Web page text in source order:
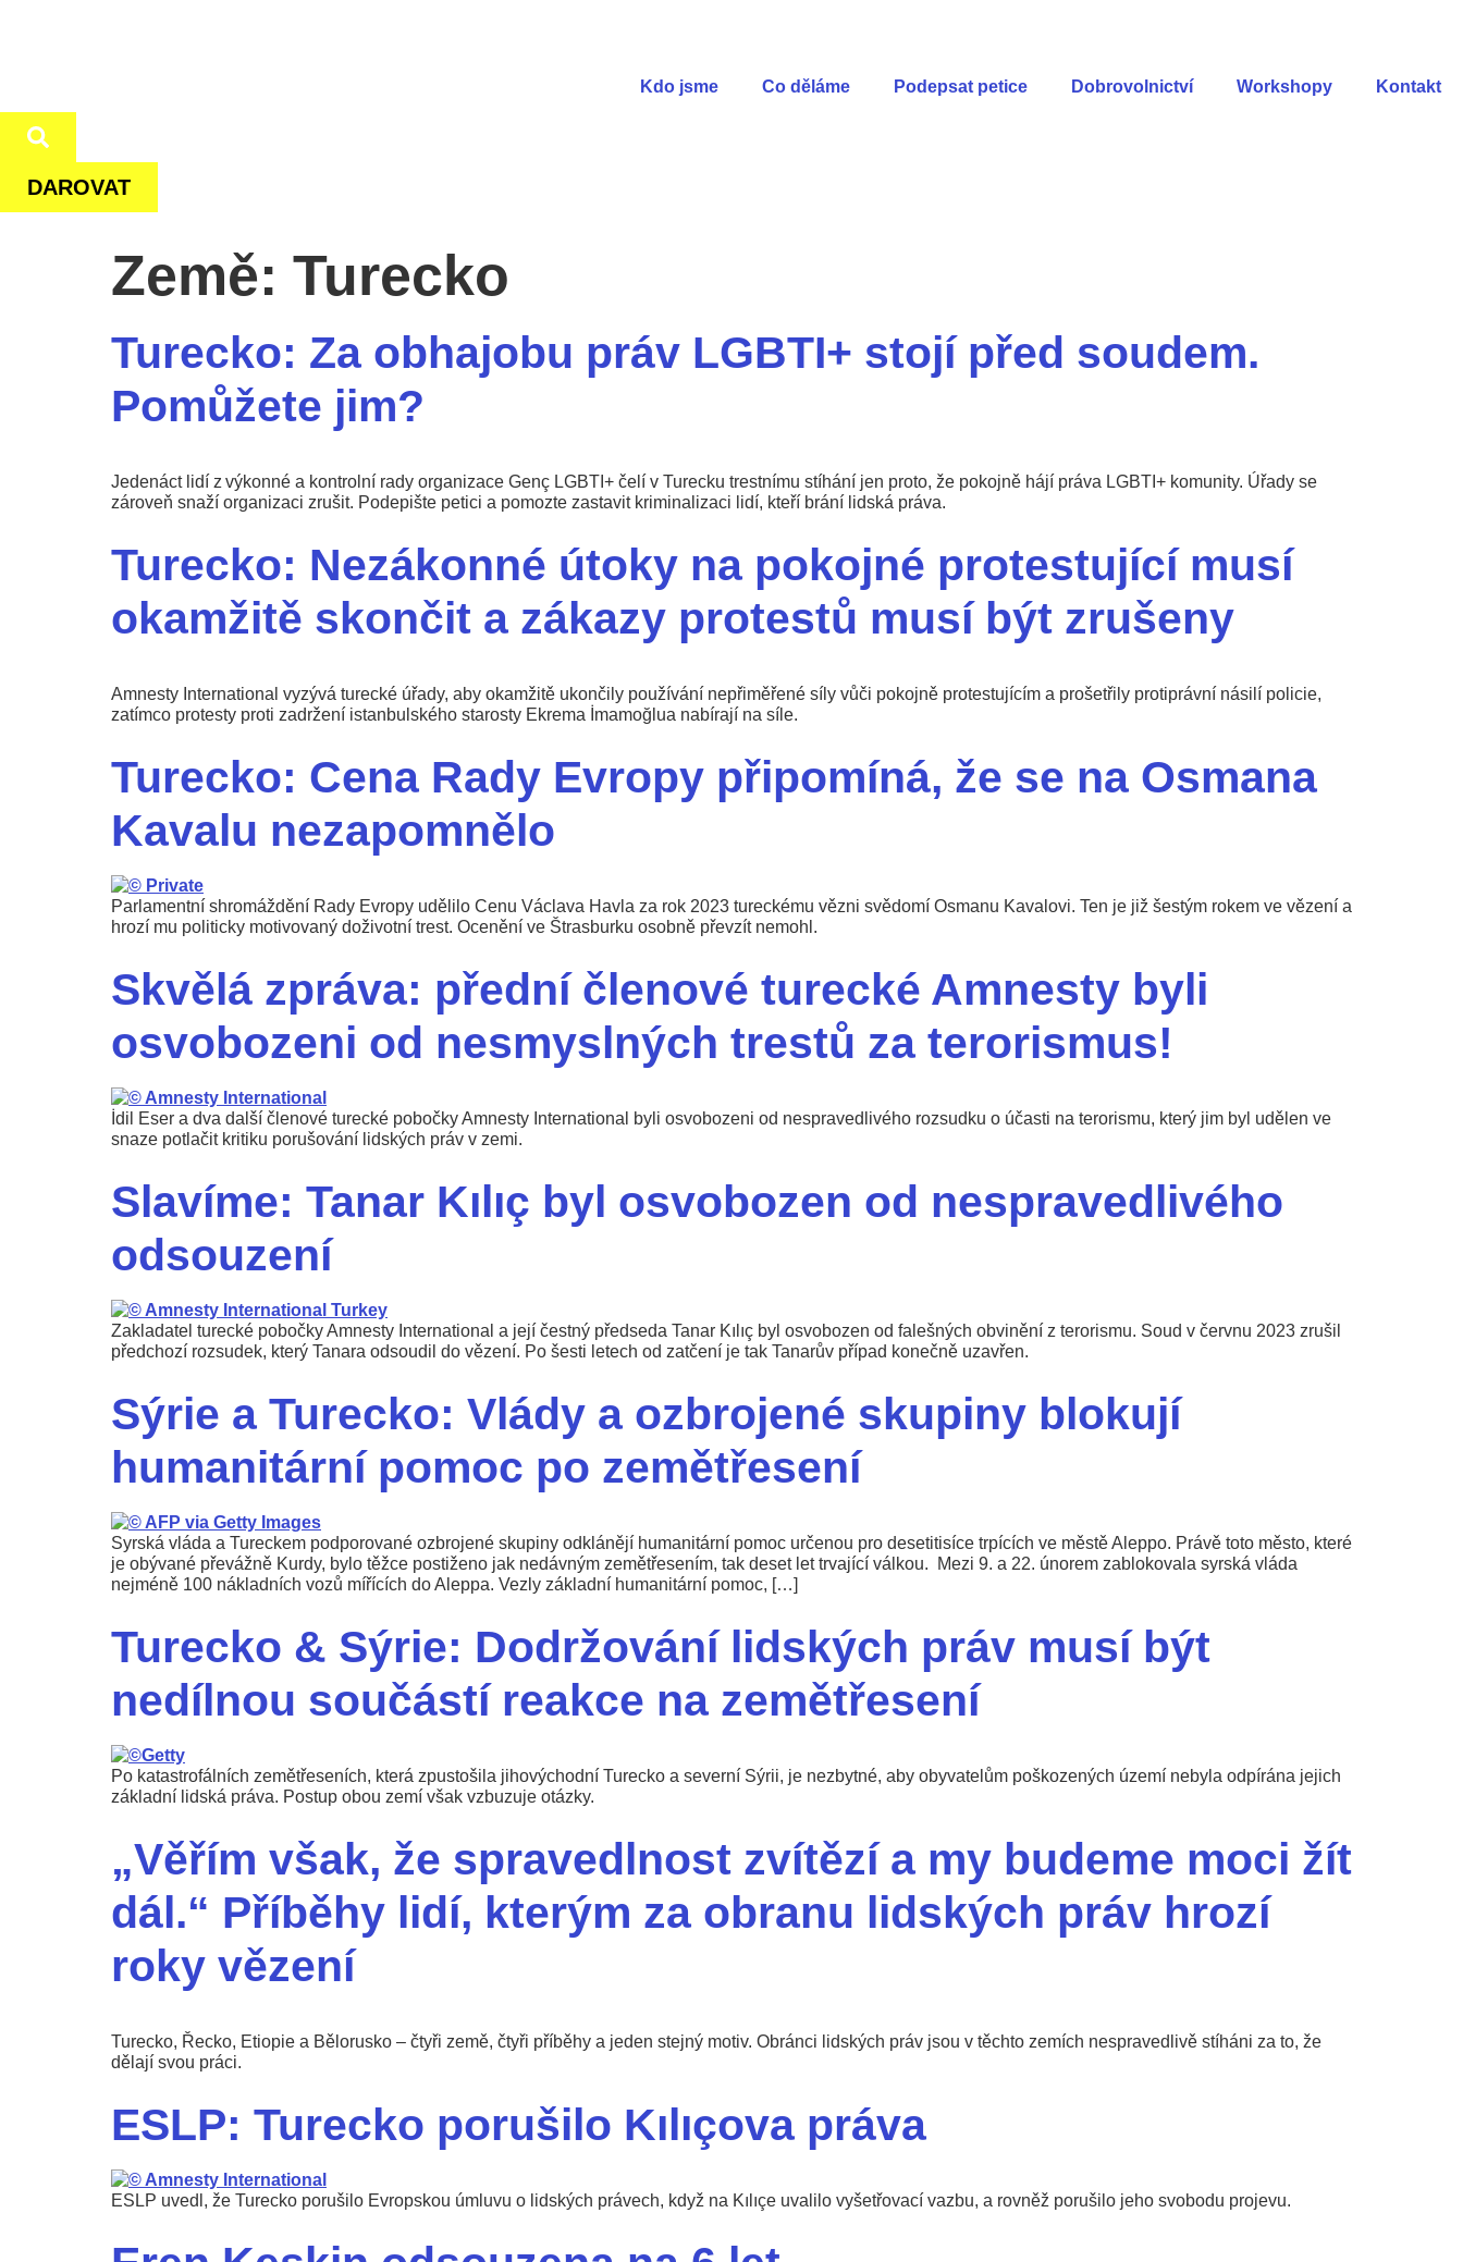
Kdo jsme Co děláme Podepsat petice Dobrovolnictví Workshopy Kontakt
DAROVAT
Země: Turecko
Turecko: Za obhajobu práv LGBTI+ stojí před soudem.
Pomůžete jim?
Jedenáct lidí z výkonné a kontrolní rady organizace Genç LGBTI+ čelí v Turecku trestnímu stíhání jen proto, že pokojně hájí práva LGBTI+ komunity. Úřady se
zároveň snaží organizaci zrušit. Podepište petici a pomozte zastavit kriminalizaci lidí, kteří brání lidská práva.
Turecko: Nezákonné útoky na pokojné protestující musí
okamžitě skončit a zákazy protestů musí být zrušeny
Amnesty International vyzývá turecké úřady, aby okamžitě ukončily používání nepřiměřené síly vůči pokojně protestujícím a prošetřily protiprávní násilí policie,
zatímco protesty proti zadržení istanbulského starosty Ekrema İmamoğlua nabírají na síle.
Turecko: Cena Rady Evropy připomíná, že se na Osmana
Kavalu nezapomnělo
Parlamentní shromáždění Rady Evropy udělilo Cenu Václava Havla za rok 2023 tureckému vězni svědomí Osmanu Kavalovi. Ten je již šestým rokem ve vězení a
hrozí mu politicky motivovaný doživotní trest. Ocenění ve Štrasburku osobně převzít nemohl.
Skvělá zpráva: přední členové turecké Amnesty byli
osvobozeni od nesmyslných trestů za terorismus!
İdil Eser a dva další členové turecké pobočky Amnesty International byli osvobozeni od nespravedlivého rozsudku o účasti na terorismu, který jim byl udělen ve
snaze potlačit kritiku porušování lidských práv v zemi.
Slavíme: Tanar Kılıç byl osvobozen od nespravedlivého
odsouzení
Zakladatel turecké pobočky Amnesty International a její čestný předseda Tanar Kılıç byl osvobozen od falešných obvinění z terorismu. Soud v červnu 2023 zrušil
předchozí rozsudek, který Tanara odsoudil do vězení. Po šesti letech od zatčení je tak Tanarův případ konečně uzavřen.
Sýrie a Turecko: Vlády a ozbrojené skupiny blokují
humanitární pomoc po zemětřesení
Syrská vláda a Tureckem podporované ozbrojené skupiny odklánějí humanitární pomoc určenou pro desetitisíce trpících ve městě Aleppo. Právě toto město, které
je obývané převážně Kurdy, bylo těžce postiženo jak nedávným zemětřesením, tak deset let trvající válkou. Mezi 9. a 22. únorem zablokovala syrská vláda
nejméně 100 nákladních vozů mířících do Aleppa. Vezly základní humanitární pomoc, […]
Turecko & Sýrie: Dodržování lidských práv musí být
nedílnou součástí reakce na zemětřesení
Po katastrofálních zemětřeseních, která zpustošila jihovýchodní Turecko a severní Sýrii, je nezbytné, aby obyvatelům poškozených území nebyla odpírána jejich
základní lidská práva. Postup obou zemí však vzbuzuje otázky.
„Věřím však, že spravedlnost zvítězí a my budeme moci žít
dál.“ Příběhy lidí, kterým za obranu lidských práv hrozí
roky vězení
Turecko, Řecko, Etiopie a Bělorusko – čtyři země, čtyři příběhy a jeden stejný motiv. Obránci lidských práv jsou v těchto zemích nespravedlivě stíháni za to, že
dělají svou práci.
ESLP: Turecko porušilo Kılıçova práva
ESLP uvedl, že Turecko porušilo Evropskou úmluvu o lidských právech, když na Kılıçe uvalilo vyšetřovací vazbu, a rovněž porušilo jeho svobodu projevu.